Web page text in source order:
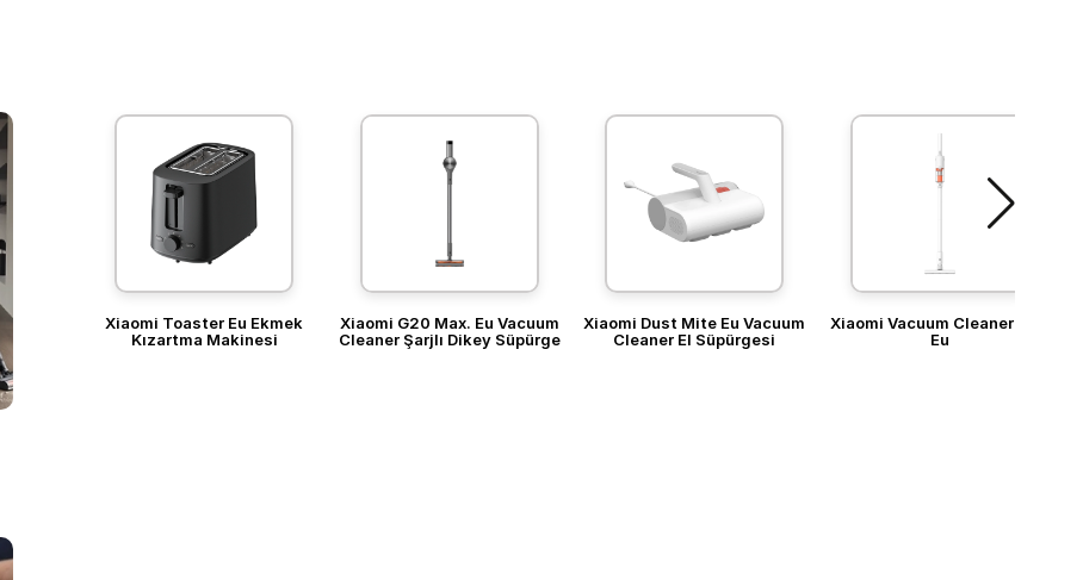
Xiaomi Toaster Eu Ekmek
Kızartma Makinesi
Xiaomi G20 Max. Eu Vacuum
Cleaner Şarjlı Dikey Süpürge
Xiaomi Dust Mite Eu Vacuum
Cleaner El Süpürgesi
Xiaomi Vacuum Cleaner P30
Eu